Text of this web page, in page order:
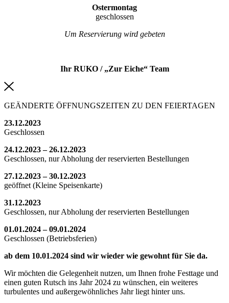
Ostermontag
geschlossen
Um Reservierung wird gebeten
Ihr RUKO / „Zur Eiche“ Team
GEÄNDERTE ÖFFNUNGSZEITEN ZU DEN FEIERTAGEN
23.12.2023
Geschlossen
24.12.2023 – 26.12.2023
Geschlossen, nur Abholung der reservierten Bestellungen
27.12.2023 – 30.12.2023
geöffnet (Kleine Speisenkarte)
31.12.2023
Geschlossen, nur Abholung der reservierten Bestellungen
01.01.2024 – 09.01.2024
Geschlossen (Betriebsferien)
ab dem 10.01.2024 sind wir wieder wie gewohnt für Sie da.
Wir möchten die Gelegenheit nutzen, um Ihnen frohe Festtage und
einen guten Rutsch ins Jahr 2024 zu wünschen, ein weiteres
turbulentes und außergewöhnliches Jahr liegt hinter uns.